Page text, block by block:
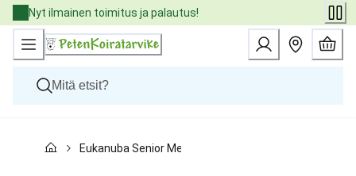
Skip
to
Content
Nyt ilmainen toimitus ja palautus!
Kissat
Eukanuba Senior Medium